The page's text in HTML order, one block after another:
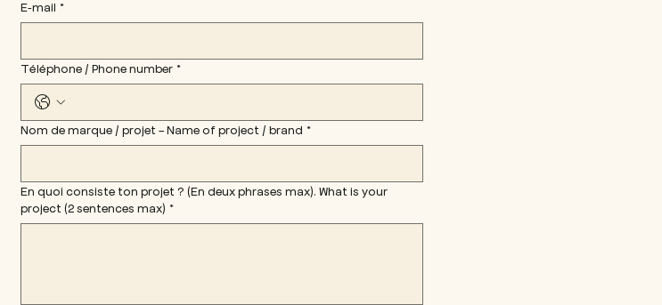
E‑mail *
Téléphone / Phone number *
Nom de marque / projet - Name of project / brand *
En quoi consiste ton projet ? (En deux phrases max). What is your
project (2 sentences max) *